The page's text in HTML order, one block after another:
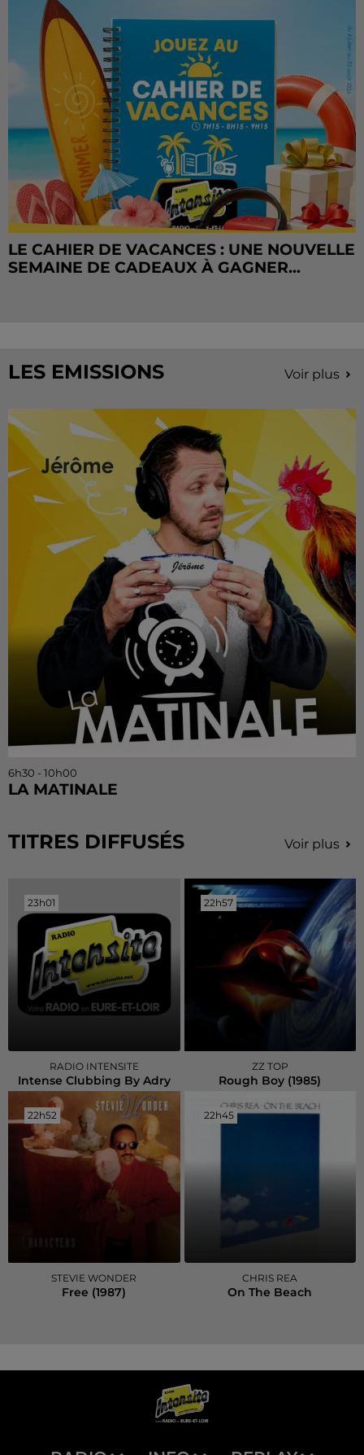
LE CAHIER DE VACANCES : UNE NOUVELLE
SEMAINE DE CADEAUX À GAGNER...
LES EMISSIONS Voir plus
6h30 - 10h00
LA MATINALE
TITRES DIFFUSÉS Voir plus
23h01
23h01
RADIO INTENSITE
Intense Clubbing By Adry
22h57
22h57
ZZ TOP
Rough Boy (1985)
22h52
22h52
STEVIE WONDER
Free (1987)
22h45
22h45
CHRIS REA
On The Beach